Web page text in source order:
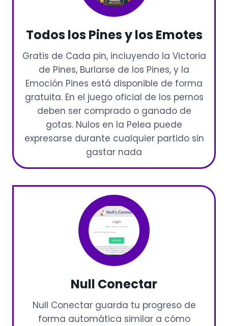
Todos los Pines y los Emotes
Gratis de Cada pin, incluyendo la Victoria
de Pines, Burlarse de los Pines, y la
Emoción Pines está disponible de forma
gratuita. En el juego oficial de los pernos
deben ser comprado o ganado de
gotas. Nulos en la Pelea puede
expresarse durante cualquier partido sin
gastar nada
Null Conectar
Null Conectar guarda tu progreso de
forma automática similar a cómo